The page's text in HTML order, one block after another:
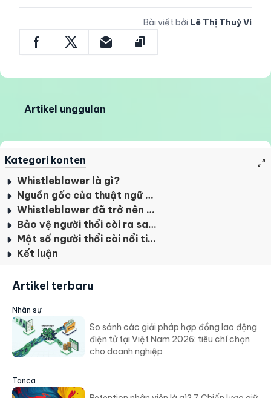
Bài viết bởi Lê Thị Thuỳ Vi
Artikel unggulan
Kategori konten
Whistleblower là gì?
Nguồn gốc của thuật ngữ Whistleblower?
Whistleblower đã trở nên phổ biến như thế nào?
Bảo vệ người thổi còi ra sao?
Một số người thổi còi nổi tiếng
Kết luận
Artikel terbaru
Nhân sự
So sánh các giải pháp hợp đồng lao động
điện tử tại Việt Nam 2026: tiêu chí chọn
cho doanh nghiệp
Tanca